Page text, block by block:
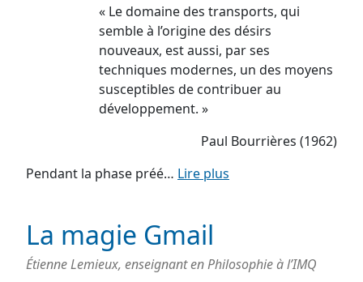
« Le domaine des transports, qui
semble à l’origine des désirs
nouveaux, est aussi, par ses
techniques modernes, un des moyens
susceptibles de contribuer au
développement. »
Paul Bourrières (1962)
Pendant la phase préé… Lire plus
La magie Gmail
Étienne Lemieux, enseignant en Philosophie à l’IMQ